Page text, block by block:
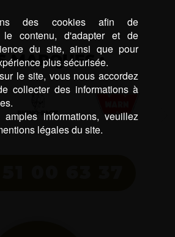
MARQUES :
des cookies afin de
le contenu, d'adapter et de
du site, ainsi que pour
plus sécurisée.
le site, vous nous accordez
collecter des informations à
informations, veuillez
légales du site.